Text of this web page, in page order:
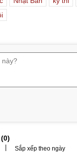
0)
| Sắp xếp theo ngày